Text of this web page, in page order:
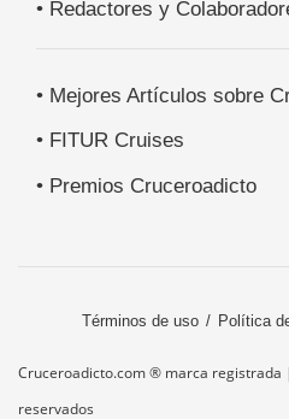
• Redactores y
• Mejores Artículos sobre
• FITUR Cruises
• Premios Cruceroadicto
Términos de uso Política
Cruceroadicto.com ® marca registrada
reservados